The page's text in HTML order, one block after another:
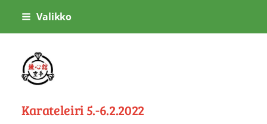
Siirry
Valikko
Shorinjiryu Renshinkan Heinola ry
Karateleiri 5.-6.2.2022